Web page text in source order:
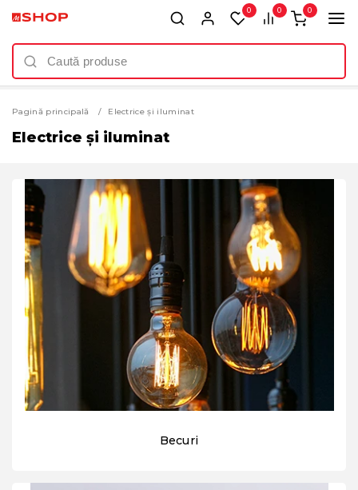
0 0 0
Pagină principală Electrice și iluminat
Electrice și iluminat
Becuri